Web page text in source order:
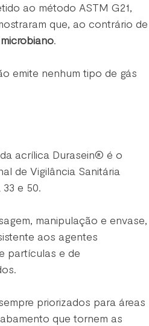
ao método ASTM G21,
que, ao contrário de
.
emite nenhum tipo de gás
acrílica Durasein® é o
de Vigilância Sanitária
e 50.
manipulação e envase,
aos agentes
partículas e de
priorizados para áreas
que tornem as